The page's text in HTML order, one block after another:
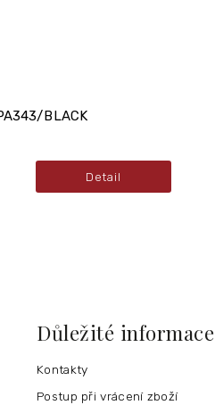
BLACK
Detail
Důležité informace
Kontakty
Postup při vrácení zboží